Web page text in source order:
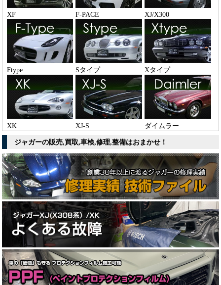
XF F-PACE XJ/X300
Ftype Sタイプ Xタイプ
XK XJ-S ダイムラー
ジャガーの販売,買取,車検,修理,整備はおまかせ！